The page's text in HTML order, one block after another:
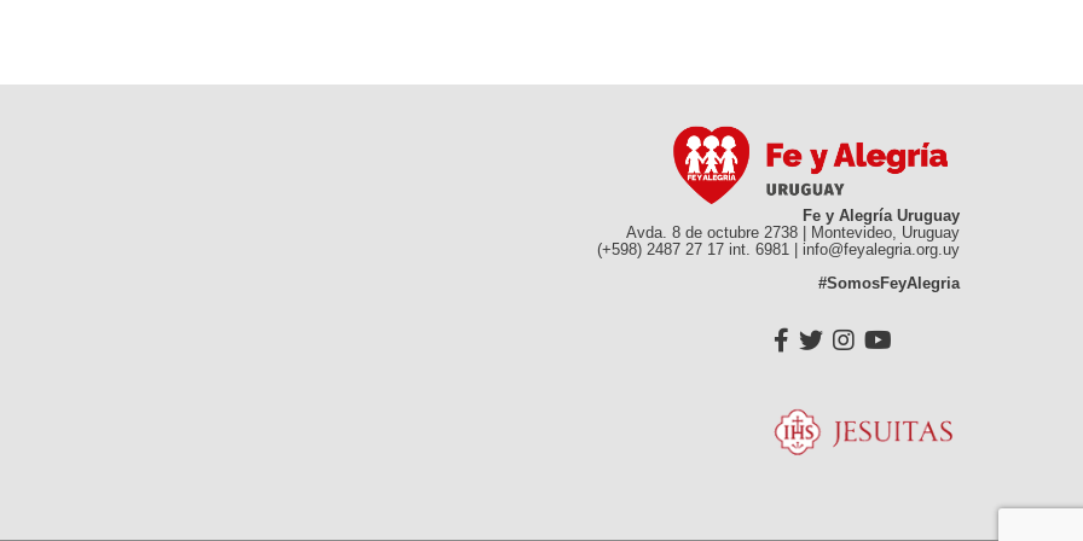
Fe y Alegría Uruguay
Avda. 8 de octubre 2738 | Montevideo, Uruguay
(+598) 2487 27 17 int. 6981 | info@feyalegria.org.uy
#SomosFeyAlegria